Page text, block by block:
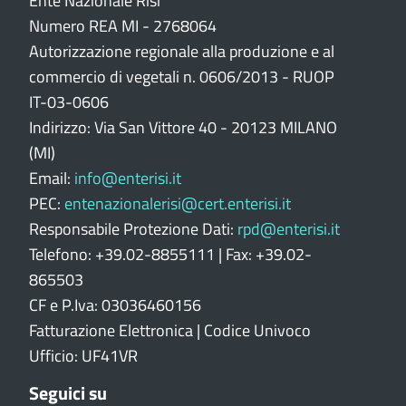
Numero REA MI - 2768064
Autorizzazione regionale alla produzione e al
commercio di vegetali n. 0606/2013 - RUOP
IT-03-0606
Indirizzo: Via San Vittore 40 - 20123 MILANO
(MI)
Email: info@enterisi.it
PEC: entenazionalerisi@cert.enterisi.it
Responsabile Protezione Dati: rpd@enterisi.it
Telefono: +39.02-8855111 | Fax: +39.02-
865503
CF e P.Iva: 03036460156
Fatturazione Elettronica | Codice Univoco
Ufficio: UF41VR
Seguici su